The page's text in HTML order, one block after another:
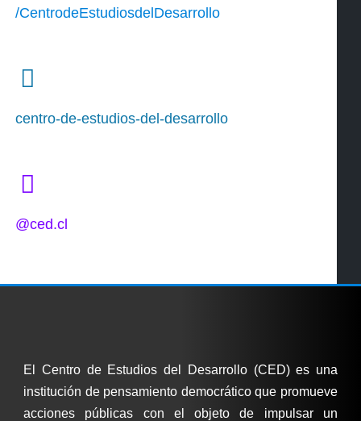
/CentrodeEstudiosdelDesarrollo
centro-de-estudios-del-desarrollo
@ced.cl
El Centro de Estudios del Desarrollo (CED) es una
institución de pensamiento democrático que promueve
acciones públicas con el objeto de impulsar un